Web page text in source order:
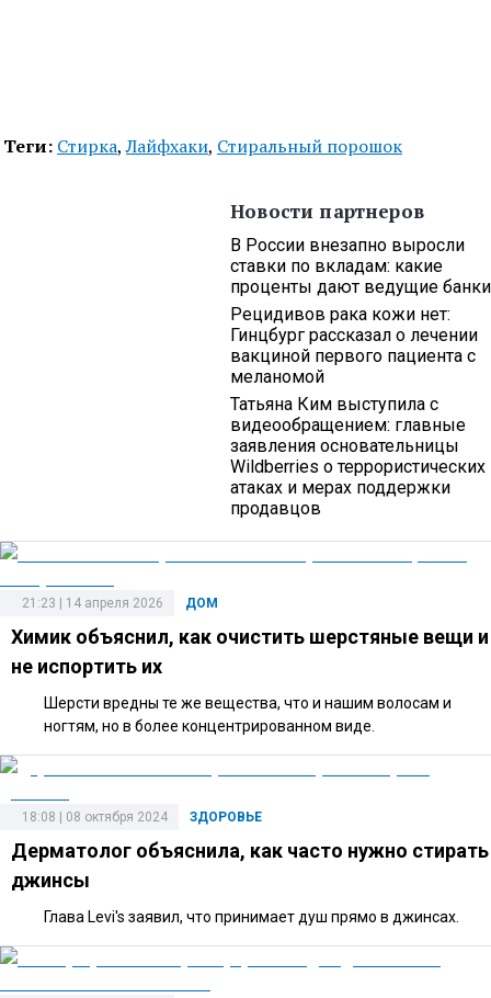
Теги: Стирка,Лайфхаки, Стиральный порошок
Новости партнеров
В России внезапно выросли
ставки по вкладам: какие
проценты дают ведущие банки
Рецидивов рака кожи нет:
Гинцбург рассказал о лечении
вакциной первого пациента с
меланомой
Татьяна Ким выступила с
видеообращением: главные
заявления основательницы
Wildberries о террористических
атаках и мерах поддержки
продавцов
ДОМ
21:23 | 14 апреля 2026
Химик объяснил, как очистить шерстяные вещи и
не испортить их
Шерсти вредны те же вещества, что и нашим волосам и
ногтям, но в более концентрированном виде.
ЗДОРОВЬЕ
18:08 | 08 октября 2024
Дерматолог объяснила, как часто нужно стирать
джинсы
Глава Levi's заявил, что принимает душ прямо в джинсах.